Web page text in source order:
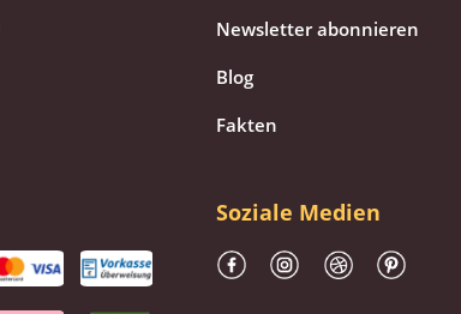
Newsletter abonnieren
Blog
Fakten
Soziale Medien